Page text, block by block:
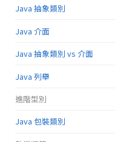
Java 抽象類別
Java 介面
Java 抽象類別 vs 介面
Java 列舉
進階型別
Java 包裝類別